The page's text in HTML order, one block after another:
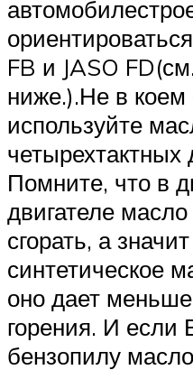
FB и JASO
ниже.).Не в коем
используйте
четырехтактных
Помните, что в
двигателе
сгорать, а
синтетическое
оно дает
горения. И если
бензопилу